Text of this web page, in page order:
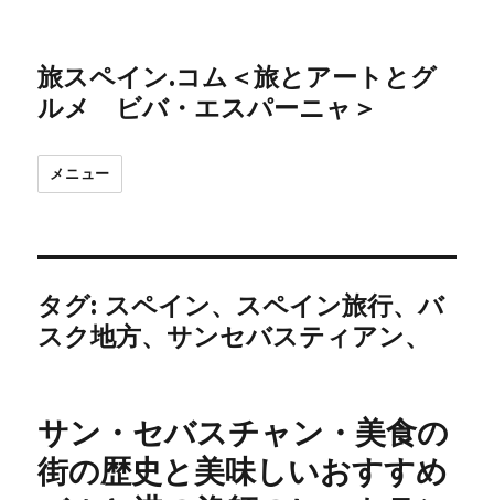
旅スペイン.コム＜旅とアートとグ
ルメ ビバ・エスパーニャ＞
メニュー
タグ: スペイン、スペイン旅行、バ
スク地方、サンセバスティアン、
サン・セバスチャン・美食の
街の歴史と美味しいおすすめ